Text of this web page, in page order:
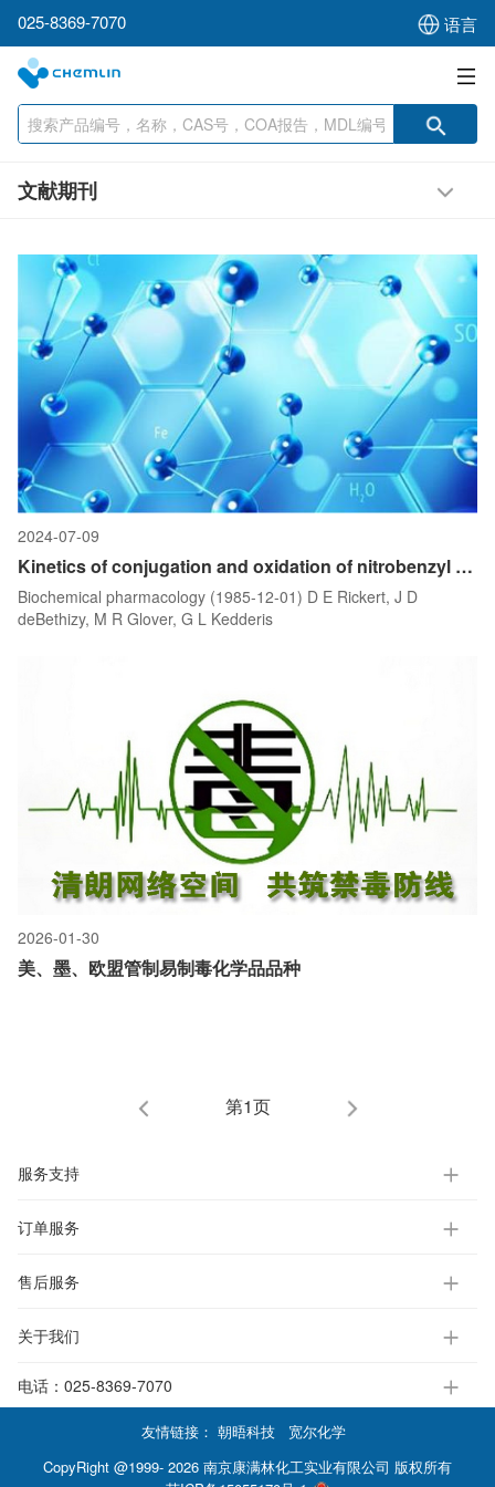
025-8369-7070 语言
文献期刊
2024-07-09
Kinetics of conjugation and oxidation of nitrobenzyl alcohols by rat hepatic enzymes.
Biochemical pharmacology (1985-12-01) D E Rickert, J D
deBethizy, M R Glover, G L Kedderis
2026-01-30
美、墨、欧盟管制易制毒化学品品种
第1页
服务支持
订单服务
售后服务
关于我们
电话： 025-8369-7070
友情链接： 朝晤科技
宽尔化学
CopyRight @1999- 2026 南京康满林化工实业有限公司 版权所有